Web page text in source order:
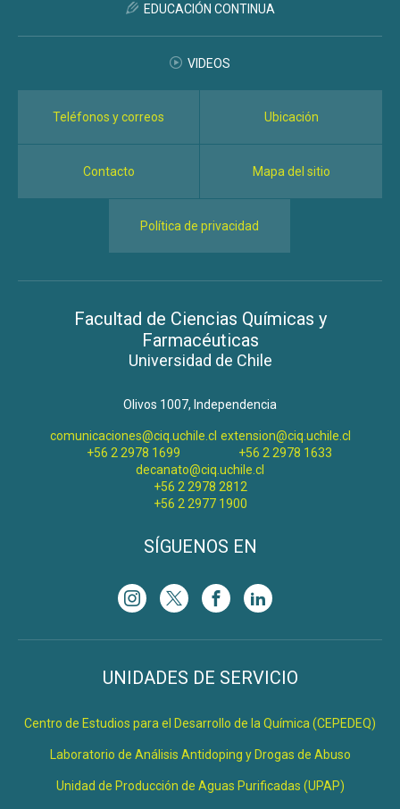
EDUCACIÓN CONTINUA
VIDEOS
Teléfonos y correos Ubicación
Contacto Mapa del sitio
Política de privacidad
Facultad de Ciencias Químicas y
Farmacéuticas
Universidad de Chile
Olivos 1007, Independencia
comunicaciones@ciq.uchile.cl
+56 2 2978 1699
extension@ciq.uchile.cl
+56 2 2978 1633
decanato@ciq.uchile.cl
+56 2 2978 2812
+56 2 2977 1900
SÍGUENOS EN
UNIDADES DE SERVICIO
Centro de Estudios para el Desarrollo de la Química (CEPEDEQ)
Laboratorio de Análisis Antidoping y Drogas de Abuso
Unidad de Producción de Aguas Purificadas (UPAP)